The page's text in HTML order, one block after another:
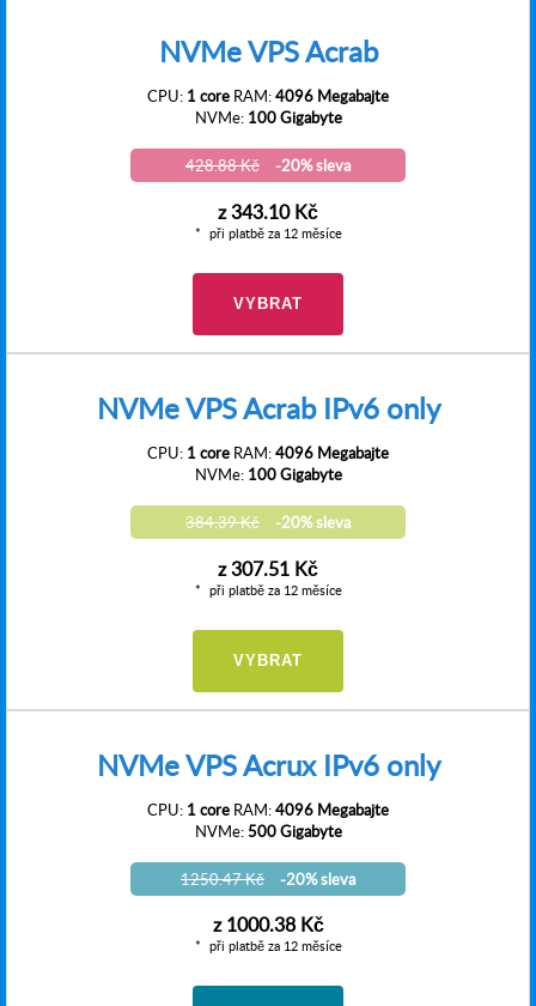
NVMe VPS Acrab
CPU: 1 core RAM:4096 Megabajte
NVMe: 100 Gigabyte
428.88 Kč -20% sleva
z343.10 Kč
při platbě za 12 měsíce
VYBRAT
NVMe VPS Acrab IPv6 only
CPU: 1 core RAM:4096 Megabajte
NVMe: 100 Gigabyte
384.39 Kč -20% sleva
z307.51 Kč
při platbě za 12 měsíce
VYBRAT
NVMe VPS Acrux IPv6 only
CPU: 1 core RAM:4096 Megabajte
NVMe:500 Gigabyte
1250.47 Kč -20% sleva
z1000.38 Kč
při platbě za 12 měsíce